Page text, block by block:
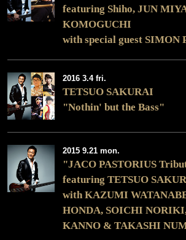
featuring Shiho, JUN
KOMOGUCHI
with special guest SIMON
2016 3.4 fri.
TETSUO SAKURAI
"Nothin' but the Bass"
2015 9.21 mon.
"JACO PASTORIUS
featuring TETSUO
with KAZUMI
HONDA, SOICHI
KANNO & TAKASHI